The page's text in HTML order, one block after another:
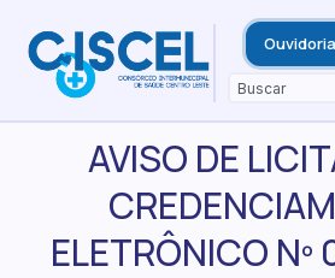
Ouvidoria
AVISO DE
ELETRÔNICO